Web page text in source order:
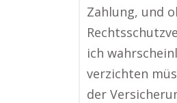
Zahlung, und
ich
verzichten
der